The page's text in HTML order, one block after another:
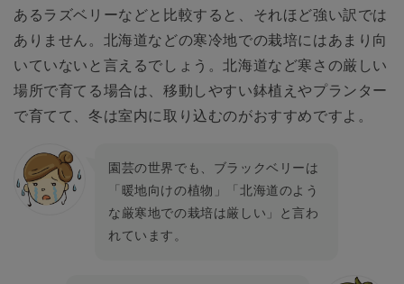
あるラズベリーなどと比較すると、それほど強い訳では
ありません。北海道などの寒冷地での栽培にはあまり向
いていないと言えるでしょう。北海道など寒さの厳しい
場所で育てる場合は、移動しやすい鉢植えやプランター
で育てて、冬は室内に取り込むのがおすすめですよ。
園芸の世界でも、ブラックベリーは
「暖地向けの植物」「北海道のよう
な厳寒地での栽培は厳しい」と言わ
れています。